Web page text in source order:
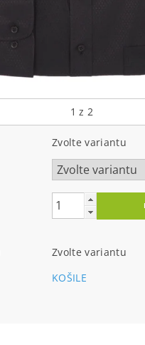
1 z 2
Zvolte variantu
Zvolte variantu
KOŠILE